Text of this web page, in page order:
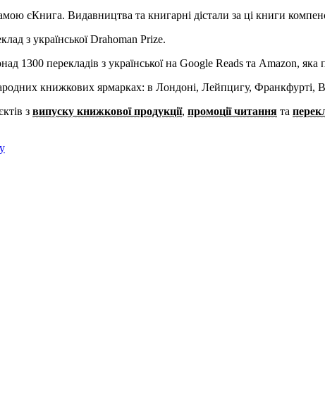
єКнига. Видавництва та книгарні дістали за ці книги
з української Drahoman Prize.
1300 перекладів з української на Google Reads та Amazon, яка
книжкових ярмарках: в Лондоні, Лейпцигу, Франкфурті,
з випуску книжкової продукції, промоції читання та